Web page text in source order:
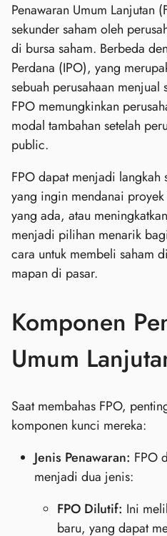
Penawaran Umum Lanjutan
sekunder saham oleh
di bursa saham. Berbeda
Perdana (IPO), yang
sebuah perusahaan
FPO memungkinkan
modal tambahan setelah
public.
FPO dapat menjadi langkah
yang ingin mendanai
yang ada, atau
menjadi pilihan menarik
cara untuk membeli saham
mapan di pasar.
Komponen
Umum
Saat membahas FPO,
komponen kunci mereka:
Jenis Penawaran: FPO
menjadi dua jenis:
FPO Dilutif: Ini
baru, yang dapat